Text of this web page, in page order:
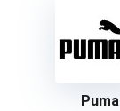
Puma